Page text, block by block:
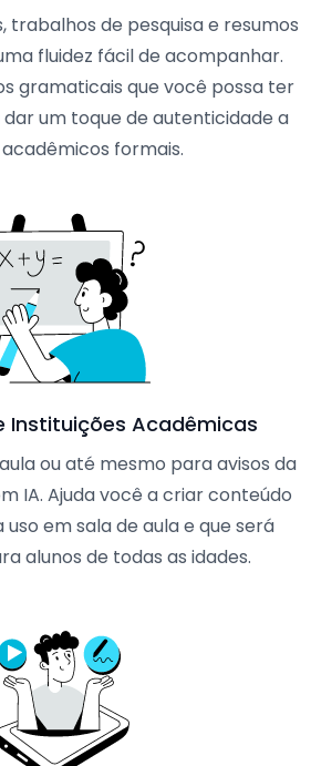
trabalhos de pesquisa e resumos
fluidez fácil de acompanhar.
gramaticais que você possa ter
um toque de autenticidade a
formais.
Instituições Acadêmicas
ou até mesmo para avisos da
IA. Ajuda você a criar conteúdo
uso em sala de aula e que será
alunos de todas as idades.